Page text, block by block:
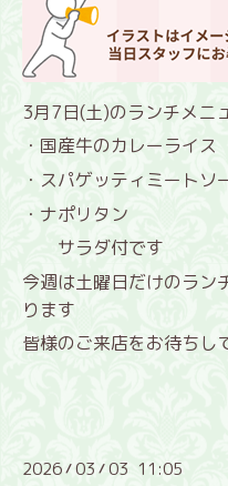
3月7日(土)のランチメニ
・国産牛のカレーライス
・スパゲッティミートソ
・ナポリタン
サラダ付です
今週は土曜日だけのラン
ります
皆様のご来店をお待ちし
2026/03 /03 11:05